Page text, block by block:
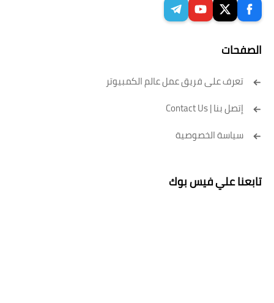
الصفحات
تعرف على فريق عمل عالم الكمبيوتر
إتصل بنا | Contact Us
سياسة الخصوصية
تابعنا علي فيس بوك